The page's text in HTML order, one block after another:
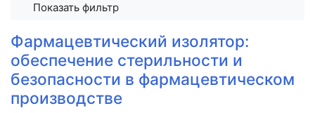
Показать фильтр
Фармацевтический изолятор:
обеспечение стерильности и
безопасности в фармацевтическом
производстве